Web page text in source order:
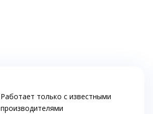
Работает только с известными
производителями